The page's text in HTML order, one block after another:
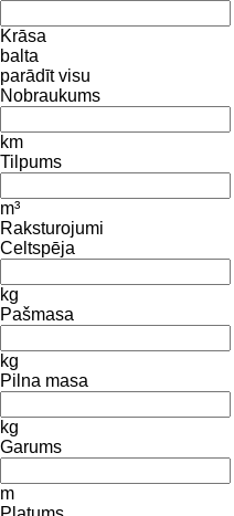
Krāsa
balta
parādīt visu
Nobraukums
km
Tilpums
m³
Raksturojumi
Celtspēja
kg
Pašmasa
kg
Pilna masa
kg
Garums
m